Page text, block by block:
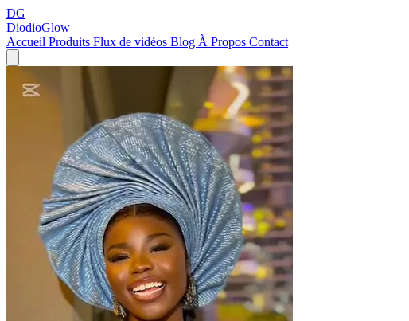
DG
DiodioGlow
Accueil Produits Flux de vidéos Blog À Propos Contact